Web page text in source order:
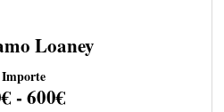
Loaney
Importe
- 600€